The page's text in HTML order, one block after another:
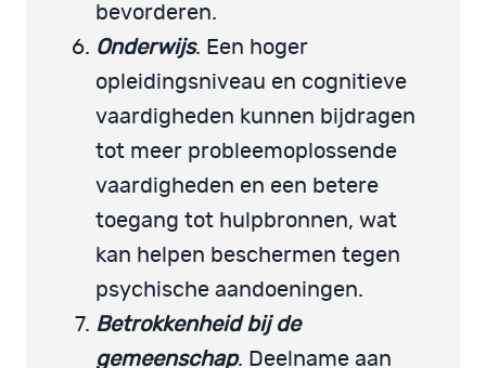
bevorderen.
Onderwijs. Een hoger
opleidingsniveau en cognitieve
vaardigheden kunnen bijdragen
tot meer probleemoplossende
vaardigheden en een betere
toegang tot hulpbronnen, wat
kan helpen beschermen tegen
psychische aandoeningen.
Betrokkenheid bij de
gemeenschap. Deelname aan